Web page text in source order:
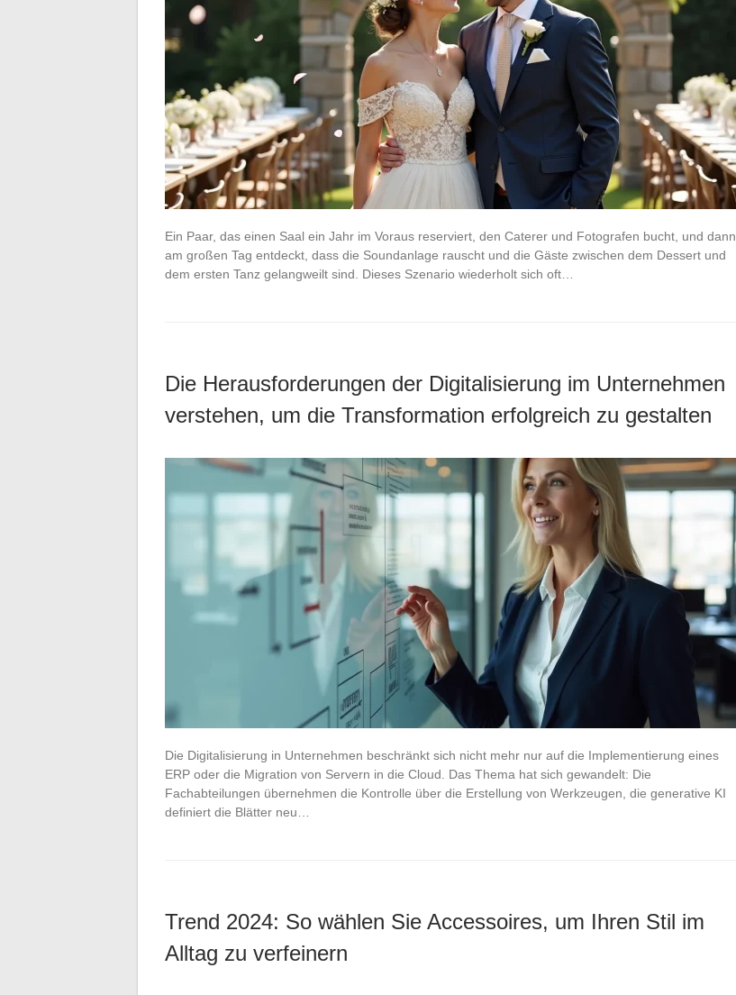
Ein Paar, das einen Saal ein Jahr im Voraus reserviert, den Caterer und Fotografen bucht, und dann
am großen Tag entdeckt, dass die Soundanlage rauscht und die Gäste zwischen dem Dessert und
dem ersten Tanz gelangweilt sind. Dieses Szenario wiederholt sich oft…
Die Herausforderungen der Digitalisierung im Unternehmen
verstehen, um die Transformation erfolgreich zu gestalten
Die Digitalisierung in Unternehmen beschränkt sich nicht mehr nur auf die Implementierung eines
ERP oder die Migration von Servern in die Cloud. Das Thema hat sich gewandelt: Die
Fachabteilungen übernehmen die Kontrolle über die Erstellung von Werkzeugen, die generative KI
definiert die Blätter neu…
Trend 2024: So wählen Sie Accessoires, um Ihren Stil im
Alltag zu verfeinern